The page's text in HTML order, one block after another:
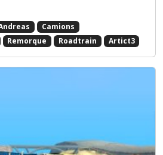
Camions
Remorque Roadtrain Artict3